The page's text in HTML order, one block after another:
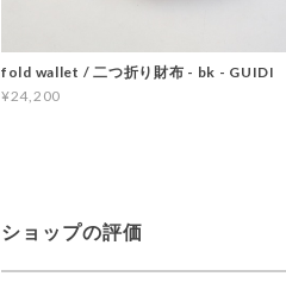
fold wallet / 二つ折り財布 - bk - GUIDI
¥24,200
ショップの評価